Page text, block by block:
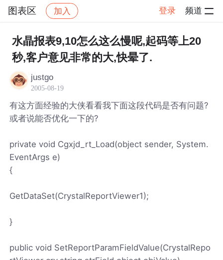
图表区 加入 登录 频道
社区 图表区 帖子详情
水晶报表9,10怎么这么慢呢,起码等上20
秒,客户意见非常的大,快晕了.
justgo
2005-08-19
有这方面经验的大侠看看我下面这段代码是否有问题?
或者说能否优化一下的?
private void Cgxjd_rt_Load(object sender, System.
EventArgs e)
{
GetDataSet(CrystalReportViewer1);
}
public void SetReportParamFieldValue(CrystalRepo